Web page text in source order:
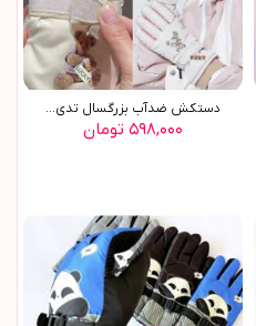
دستکش ضدآب بزرگسال تدي(9579)
۵۹۸,۰۰۰ تومان